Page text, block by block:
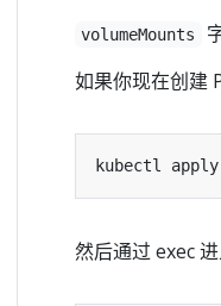
volumeMounts
如果你现在创建
然后通过 exec 进